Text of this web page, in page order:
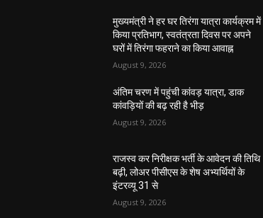
मुख्यमंत्री ने हर घर तिरंगा यात्रा कार्यक्रम में
किया प्रतिभाग, स्वतंत्रता दिवस पर अपने
घरों में तिरंगा फहराने का किया आवाह्न
August 9, 2026
अंतिम चरण में पहुंची कांवड़ यात्रा, डाक
कांवड़ियों की बढ़ रही है भीड़
August 9, 2026
राजस्व कर निरीक्षक भर्ती के आवेदन की तिथि
बढ़ी, लोअर पीसीएस के शेष अभ्यर्थियों के
इंटरव्यू 31 से
August 9, 2026